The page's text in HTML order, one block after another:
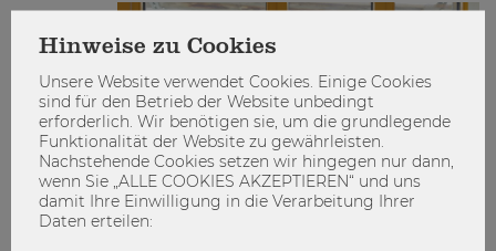
Hinweise zu Cookies
Unsere Website verwendet Cookies. Einige Cookies
sind für den Betrieb der Website unbedingt
erforderlich. Wir benötigen sie, um die grundlegende
Funktionalität der Website zu gewährleisten.
Nachstehende Cookies setzen wir hingegen nur dann,
wenn Sie „ALLE COOKIES AKZEPTIEREN“ und uns
damit Ihre Einwilligung in die Verarbeitung Ihrer
Daten erteilen: